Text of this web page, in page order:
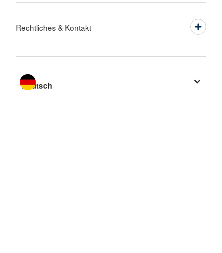
Rechtliches & Kontakt
Sprache wechseln zu